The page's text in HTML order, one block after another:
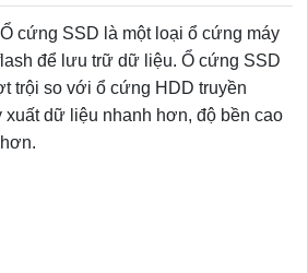
Ổ cứng SSD là một loại ổ cứng máy
để lưu trữ dữ liệu. Ổ cứng SSD
trội so với ổ cứng HDD truyền
xuất dữ liệu nhanh hơn, độ bền cao